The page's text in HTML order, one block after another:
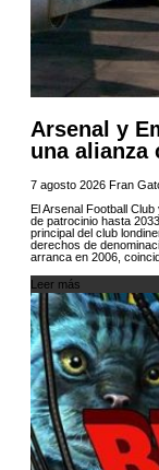
Arsenal y
una alianza
7 agosto 2026 Fran
El Arsenal Football
de patrocinio hasta
principal del club
derechos de
arranca en 2006,
Leer más